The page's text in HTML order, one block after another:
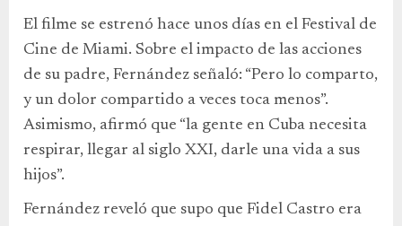
El filme se estrenó hace unos días en el Festival de
Cine de Miami. Sobre el impacto de las acciones
de su padre, Fernández señaló: “Pero lo comparto,
y un dolor compartido a veces toca menos”.
Asimismo, afirmó que “la gente en Cuba necesita
respirar, llegar al siglo XXI, darle una vida a sus
hijos”.
Fernández reveló que supo que Fidel Castro era